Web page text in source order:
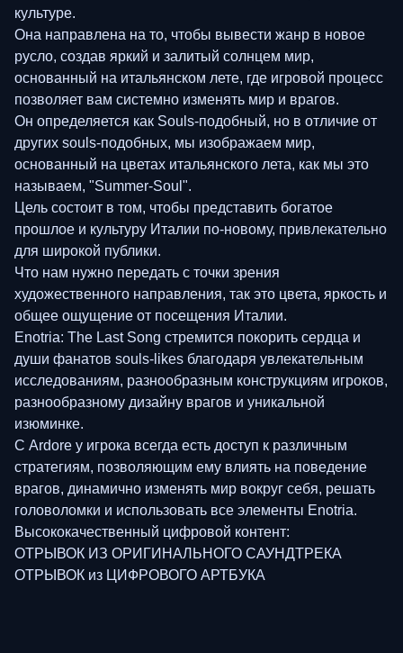
культуре.
Она направлена на то, чтобы вывести жанр в новое
русло, создав яркий и залитый солнцем мир,
основанный на итальянском лете, где игровой процесс
позволяет вам системно изменять мир и врагов.
Он определяется как Souls-подобный, но в отличие от
других souls-подобных, мы изображаем мир,
основанный на цветах итальянского лета, как мы это
называем, "Summer-Soul".
Цель состоит в том, чтобы представить богатое
прошлое и культуру Италии по-новому, привлекательно
для широкой публики.
Что нам нужно передать с точки зрения
художественного направления, так это цвета, яркость и
общее ощущение от посещения Италии.
Enotria: The Last Song стремится покорить сердца и
души фанатов souls-likes благодаря увлекательным
исследованиям, разнообразным конструкциям игроков,
разнообразному дизайну врагов и уникальной
изюминке.
С Ardore у игрока всегда есть доступ к различным
стратегиям, позволяющим ему влиять на поведение
врагов, динамично изменять мир вокруг себя, решать
головоломки и использовать все элементы Enotria.
Высококачественный цифровой контент:
ОТРЫВОК ИЗ ОРИГИНАЛЬНОГО САУНДТРЕКА
ОТРЫВОК из ЦИФРОВОГО АРТБУКА